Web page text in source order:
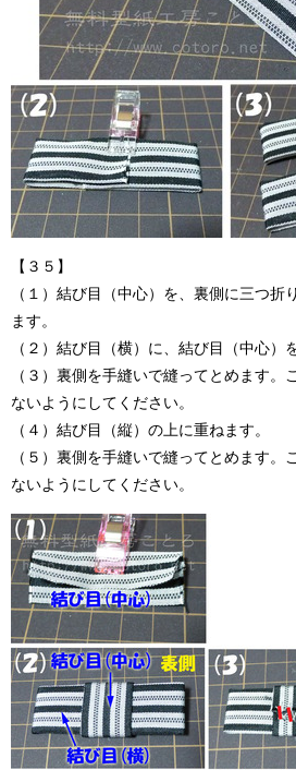
【３５】
（１）結び目（中心）を、裏側に三つ折
ます。
（２）結び目（横）に、結び目（中心）
（３）裏側を手縫いで縫ってとめます。
ないようにしてください。
（４）結び目（縦）の上に重ねます。
（５）裏側を手縫いで縫ってとめます。
ないようにしてください。